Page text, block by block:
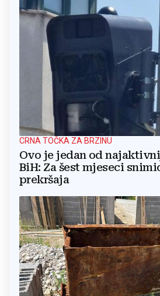
CRNA TOČKA ZA BRZINU
Ovo je jedan od
BiH: Za šest mjeseci
prekršaja